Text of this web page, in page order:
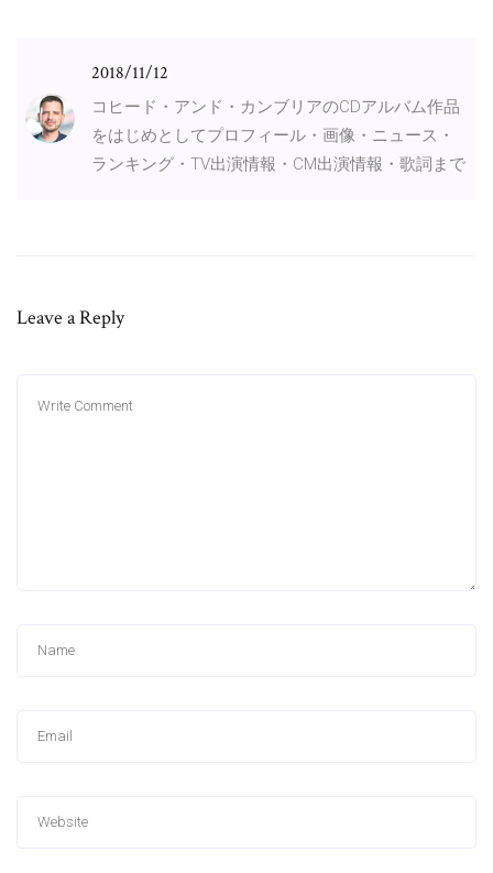
2018/11/12
コヒード・アンド・カンブリアのCDアルバム作品
をはじめとしてプロフィール・画像・ニュース・
ランキング・TV出演情報・CM出演情報・歌詞まで
Leave a Reply